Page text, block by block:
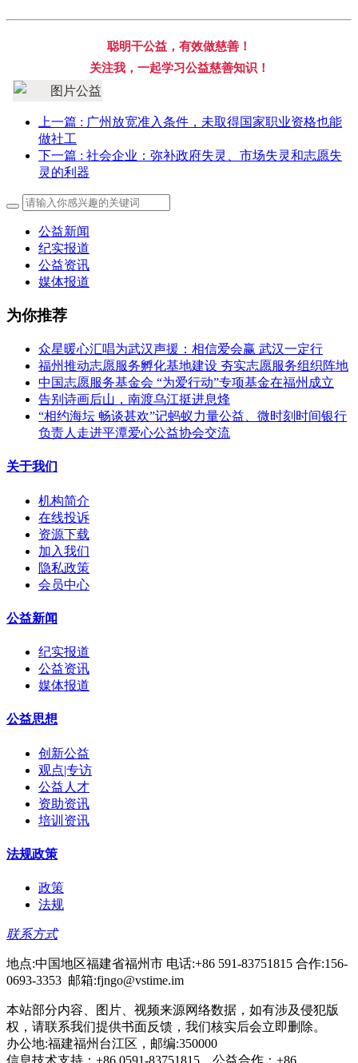
聪明干公益，有效做慈善！
关注我，一起学习公益慈善知识！
上一篇 : 广州放宽准入条件，未取得国家职业资格也能
做社工
下一篇 : 社会企业：弥补政府失灵、市场失灵和志愿失
灵的利器
公益新闻
纪实报道
公益资讯
媒体报道
为你推荐
众星暖心汇唱为武汉声援：相信爱会赢 武汉一定行
福州推动志愿服务孵化基地建设 夯实志愿服务组织阵地
中国志愿服务基金会 “为爱行动”专项基金在福州成立
告别诗画后山，南渡乌江挺进息烽
“相约海坛 畅谈甚欢”记蚂蚁力量公益、微时刻时间银行
负责人走进平潭爱心公益协会交流
关于我们
机构简介
在线投诉
资源下载
加入我们
隐私政策
会员中心
公益新闻
纪实报道
公益资讯
媒体报道
公益思想
创新公益
观点|专访
公益人才
资助资讯
培训资讯
法规政策
政策
法规
联系方式
地点:中国地区福建省福州市 电话:+86 591-83751815 合作:156-
0693-3353 邮箱:fjngo@vstime.im
本站部分内容、图片、视频来源网络数据，如有涉及侵犯版
权，请联系我们提供书面反馈，我们核实后会立即删除。
办公地:福建福州台江区，邮编:350000